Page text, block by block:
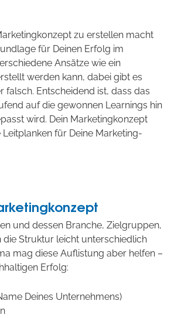
zu erstellen macht
für Deinen Erfolg im
Ansätze wie ein
werden kann, dabei gibt es
falsch. Entscheidend ist, dass das
auf die gewonnen Learnings hin
wird. Dein Marketingkonzept
für Deine Marketing-
und dessen Branche, Zielgruppen,
die Struktur leicht unterschiedlich
mag diese Auflistung aber helfen –
Erfolg:
Deines Unternehmens)